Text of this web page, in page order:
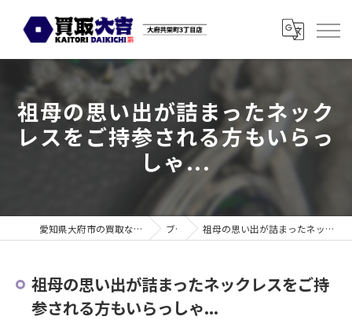
祖母の思い出が詰まったネック
レスをご持参される方もいらっ
しゃ...
愛知県大府市の買取なら買取大吉 大府共栄町3丁目店 ブログ 祖母の思い出が詰まったネックレスをご持参される方もいらっしゃ...
祖母の思い出が詰まったネックレスをご持
参される方もいらっしゃ...